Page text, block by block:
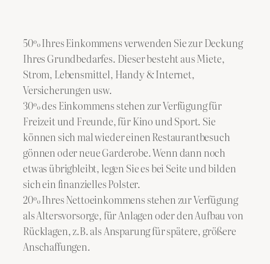
50% Ihres Einkommens verwenden Sie zur Deckung
Ihres Grundbedarfes. Dieser besteht aus Miete,
Strom, Lebensmittel, Handy & Internet,
Versicherungen usw.
30% des Einkommens stehen zur Verfügung für
Freizeit und Freunde, für Kino und Sport. Sie
können sich mal wieder einen Restaurantbesuch
gönnen oder neue Garderobe. Wenn dann noch
etwas übrigbleibt, legen Sie es bei Seite und bilden
sich ein finanzielles Polster.
20% Ihres Nettoeinkommens stehen zur Verfügung
als Altersvorsorge, für Anlagen oder den Aufbau von
Rücklagen, z.B. als Ansparung für spätere, größere
Anschaffungen.